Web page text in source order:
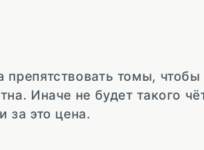
томы, чтобы
Иначе не будет такого
за это цена.